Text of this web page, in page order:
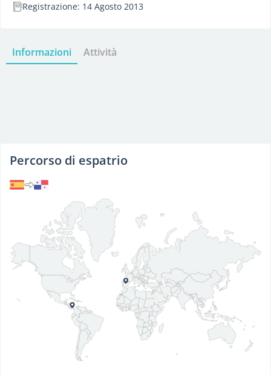
Registrazione: 14 Agosto 2013
Informazioni Attività
Percorso di espatrio